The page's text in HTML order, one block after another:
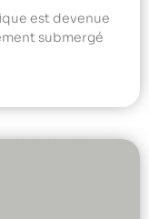
est devenue
submergé